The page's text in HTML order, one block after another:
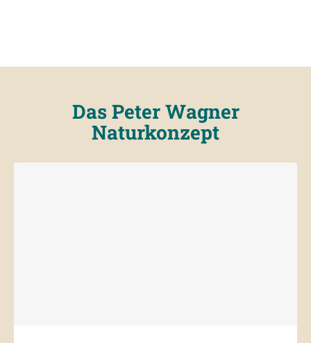
Das Peter Wagner
Naturkonzept